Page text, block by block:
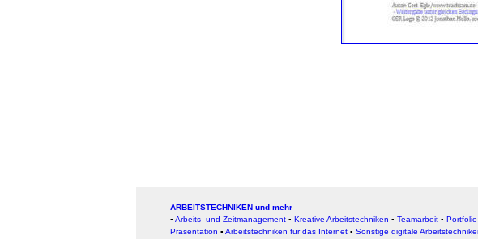
ARBEITSTECHNIKEN und mehr
▪ Arbeits- und Zeitmanagement ▪ Kreative Arbeitstechniken ▪ Teamarbeit ▪ Portfolio
Präsentation ▪ Arbeitstechniken für das Internet ▪ Sonstige digitale